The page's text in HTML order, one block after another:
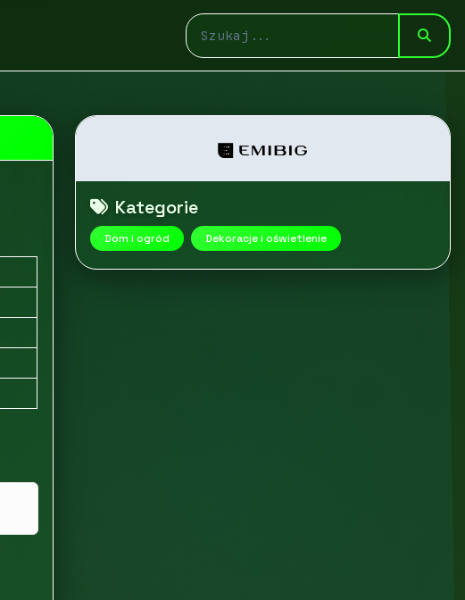
Kategorie
Dom i ogród Dekoracje i oświetlenie